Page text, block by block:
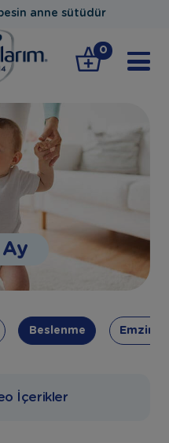
anne sütüdür
0
Ay
Beslenme
İçerikler